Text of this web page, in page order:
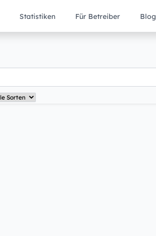
Statistiken Für Betreiber Blog